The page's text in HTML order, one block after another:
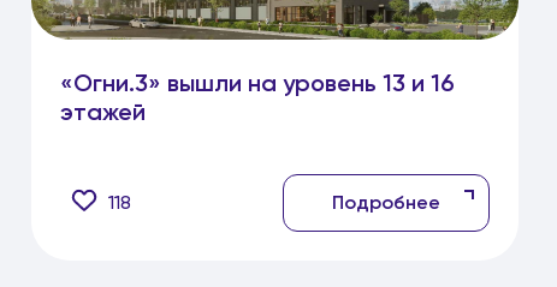
«Огни.3» вышли на уровень 13 и 16
этажей
118 Подробнее